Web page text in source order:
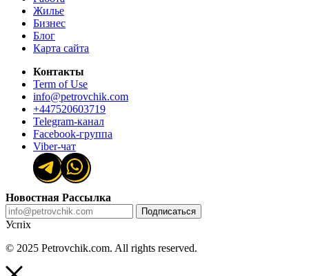
Жилье
Бизнес
Блог
Карта сайта
Контакты
Term of Use
info@petrovchik.com
+447520603719
Telegram-канал
Facebook-группа
Viber-чат
Новостная Рассылка
Подписаться
Успіх
© 2025 Petrovchik.com. All rights reserved.